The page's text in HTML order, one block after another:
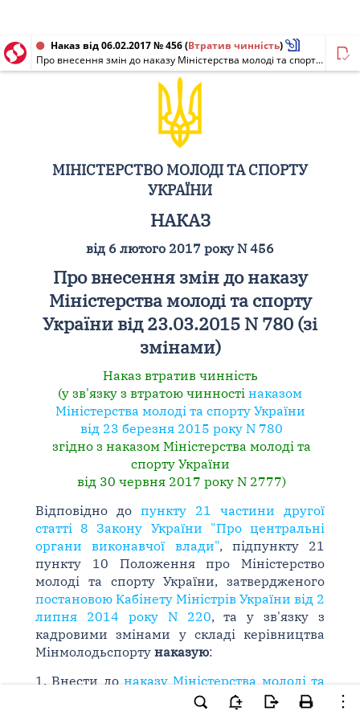
Наказ від 06.02.2017 № 456(Втратив чинність)
Про внесення змін до наказу Міністерства молоді та спорту України від 23.03.2015 N 780 (зі змінами)
МІНІСТЕРСТВО МОЛОДІ ТА СПОРТУ
УКРАЇНИ
НАКАЗ
від 6 лютого 2017 року N 456
Про внесення змін до наказу
Міністерства молоді та спорту
України від 23.03.2015 N 780 (зі
змінами)
Наказ втратив чинність
(у зв'язку з втратою чинності наказом
Міністерства молоді та спорту України
від 23 березня 2015 року N 780
згідно з наказом Міністерства молоді та
спорту України
від 30 червня 2017 року N 2777)
Відповідно до пункту 21 частини другої
статті 8 Закону України "Про центральні
органи виконавчої влади", підпункту 21
пункту 10 Положення про Міністерство
молоді та спорту України, затвердженого
постановою Кабінету Міністрів України від 2
липня 2014 року N 220, та у зв'язку з
кадровими змінами у складі керівництва
Мінмолодьспорту наказую:
1. Внести до наказу Міністерства молоді та
спорту України від 23.03.2015 N 780 "Про